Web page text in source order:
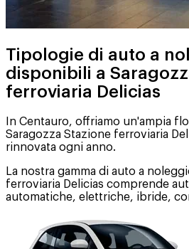
Tipologie di auto a
disponibili a
ferroviaria Delicias
In Centauro, offriamo un'ampia
Saragozza Stazione ferroviaria
rinnovata ogni anno.
La nostra gamma di auto a
ferroviaria Delicias comprende
automatiche, elettriche, ibride,